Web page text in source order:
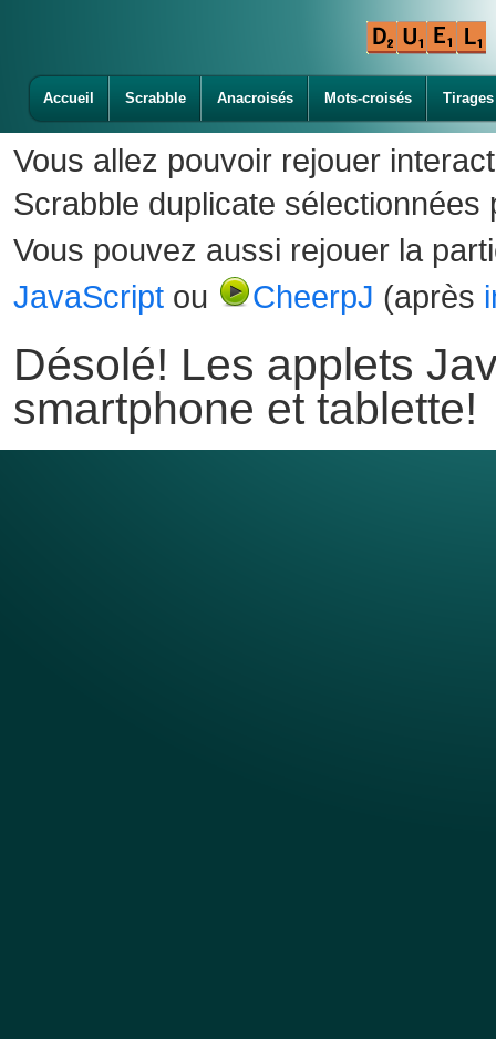
Accueil Scrabble Anacroisés Mots-croisés Tirages
Vous allez pouvoir rejouer
Scrabble duplicate sélectionnées
Vous pouvez aussi rejouer la
JavaScript ou CheerpJ (après
Désolé! Les applets
smartphone et tablette!